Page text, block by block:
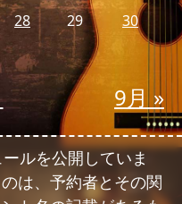
9月 »
28 29
30
ルを公開していま
は、予約者とその関